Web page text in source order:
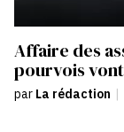
Affaire des
pourvois
par La rédaction |